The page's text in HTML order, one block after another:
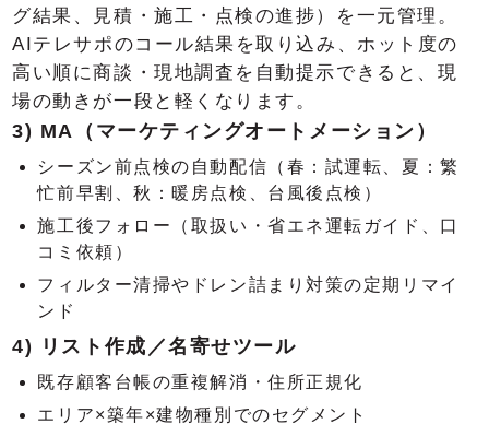
グ結果、見積・施工・点検の進捗）を一元管理。
AIテレサポのコール結果を取り込み、ホット度の
高い順に商談・現地調査を自動提示できると、現
場の動きが一段と軽くなります。
3) MA（マーケティングオートメーション）
シーズン前点検の自動配信（春：試運転、夏：繁
忙前早割、秋：暖房点検、台風後点検）
施工後フォロー（取扱い・省エネ運転ガイド、口
コミ依頼）
フィルター清掃やドレン詰まり対策の定期リマイ
ンド
4) リスト作成／名寄せツール
既存顧客台帳の重複解消・住所正規化
エリア×築年×建物種別でのセグメント